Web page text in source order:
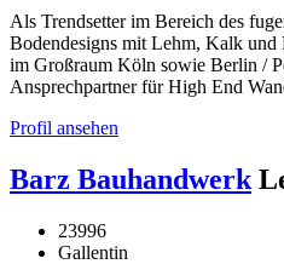
Als Trendsetter im Bereich des
Bodendesigns mit Lehm, Kalk und
im Großraum Köln sowie Berlin /
Ansprechpartner für High End
Profil ansehen
Barz Bauhandwerk
23996
Gallentin